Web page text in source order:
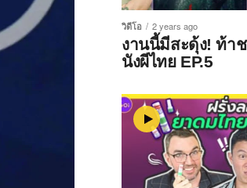
วิดีโอ 2 years ago
งานนี้มีสะดุ้ง! ท้า
นังผีไทย EP.5